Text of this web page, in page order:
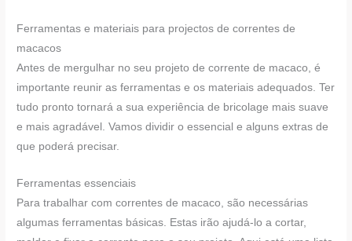
Ferramentas e materiais para projectos de correntes de
macacos
Antes de mergulhar no seu projeto de corrente de macaco, é
importante reunir as ferramentas e os materiais adequados. Ter
tudo pronto tornará a sua experiência de bricolage mais suave
e mais agradável. Vamos dividir o essencial e alguns extras de
que poderá precisar.
Ferramentas essenciais
Para trabalhar com correntes de macaco, são necessárias
algumas ferramentas básicas. Estas irão ajudá-lo a cortar,